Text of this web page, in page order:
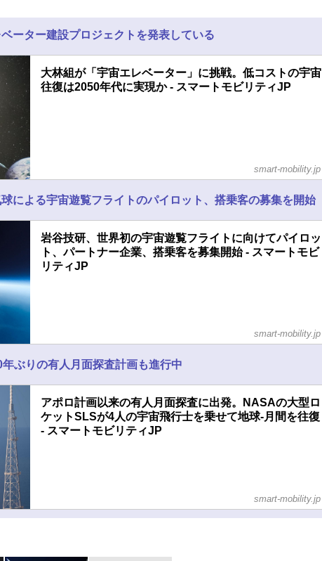
ーター建設プロジェクトを発表している
大林組が「宇宙エレベーター」に挑戦。低コストの宇宙
往復は2050年代に実現か - スマートモビリティJP
smart-mobility.jp
による宇宙遊覧フライトのパイロット、搭乗客の募集を開始
岩谷技研、世界初の宇宙遊覧フライトに向けてパイロッ
ト、パートナー企業、搭乗客を募集開始 - スマートモビ
リティJP
smart-mobility.jp
年ぶりの有人月面探査計画も進行中
アポロ計画以来の有人月面探査に出発。NASAの大型ロ
ケットSLSが4人の宇宙飛行士を乗せて地球-月間を往復
- スマートモビリティJP
smart-mobility.jp